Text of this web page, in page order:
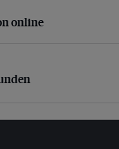
online
online